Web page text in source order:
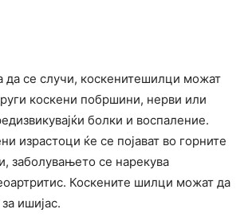
да се случи, коскенитешилци можат
коскени побршини, нерви или
болки и воспаление.
израстоци ќе се појават во горните
заболувањето се нарекува
Коскените шилци можат да
ишијас.